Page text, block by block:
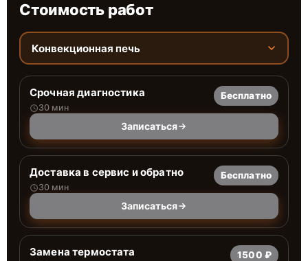
Стоимость работ
Конвекционная печь
Срочная диагностика
30 мин
Бесплатно
Записаться
Доставка в сервис и обратно
30 мин
Бесплатно
Записаться
Замена термостата 1500 ₽